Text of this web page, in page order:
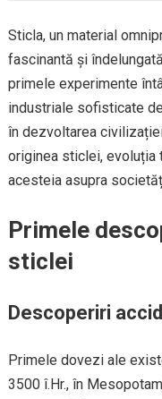
Sticla, un material
fascinantă și
primele experimente
industriale sofisticate
în dezvoltarea
originea sticlei, evoluția
acesteia asupra
Primele
sticlei
Descoperiri
Primele dovezi ale
3500 î.Hr., în